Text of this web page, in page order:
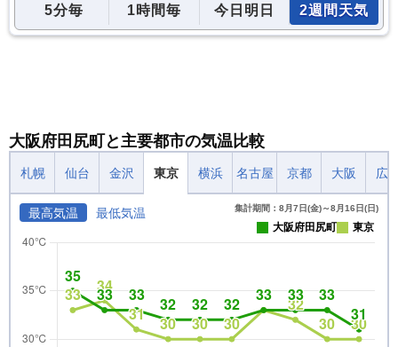
5分毎 1時間毎 今日明日 2週間天気
大阪府田尻町と主要都市の気温比較
札幌 仙台 金沢 東京 横浜 名古屋 京都 大阪 広
最高気温 最低気温 集計期間：8月7日(金)～8月16日(日)
大阪府田尻町 東京